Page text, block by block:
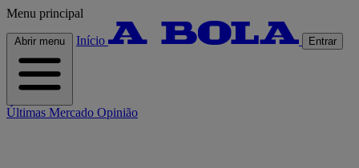
Menu principal
Abrir menu Início Entrar
Últimas Mercado Opinião